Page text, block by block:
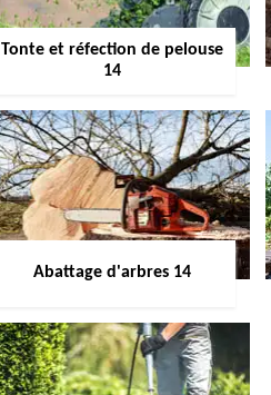
Tonte et réfection de pelouse
14
Abattage d'arbres 14